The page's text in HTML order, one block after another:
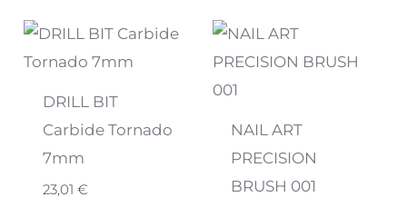
DRILL BIT
Carbide Tornado
7mm
23,01 €
NAIL ART
PRECISION
BRUSH 001